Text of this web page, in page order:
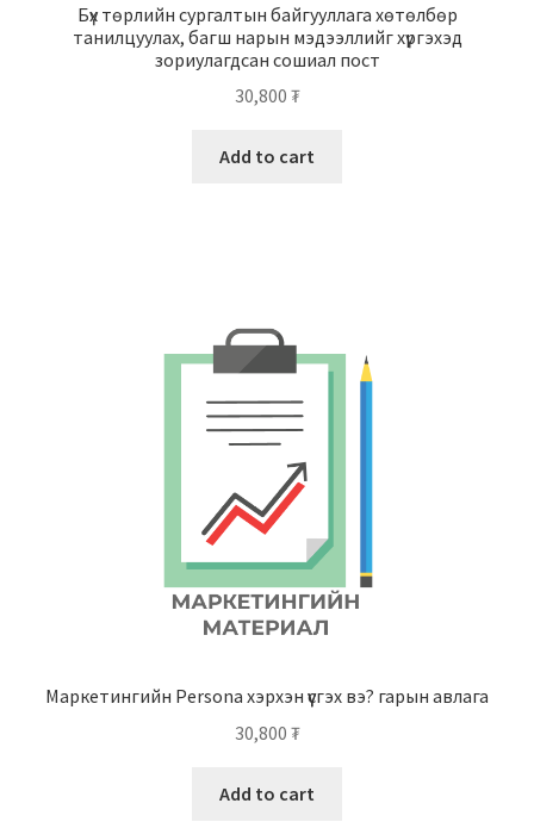
Бүх төрлийн сургалтын байгууллага хөтөлбөр
танилцуулах, багш нарын мэдээллийг хүргэхэд
зориулагдсан сошиал пост
30,800 ₮
Add to cart
Маркетингийн Persona хэрхэн үүсгэх вэ? гарын авлага
30,800 ₮
Add to cart